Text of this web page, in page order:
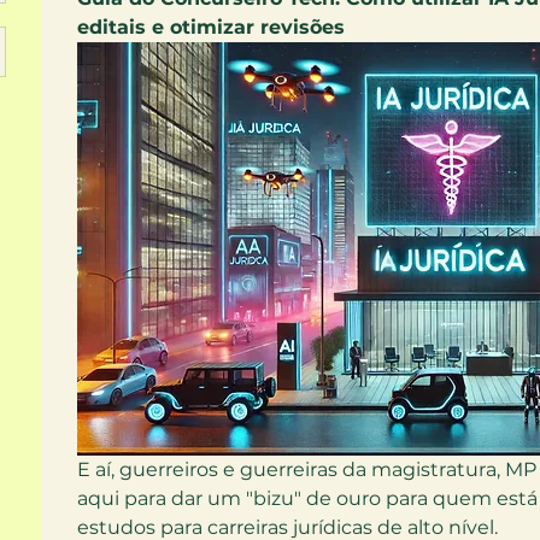
editais e otimizar revisões
E aí, guerreiros e guerreiras da magistratura,
aqui para dar um "bizu" de ouro para quem
estudos para carreiras jurídicas de alto nível.